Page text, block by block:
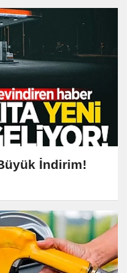
İndirim!